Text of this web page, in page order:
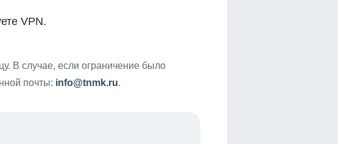
VPN.
В случае, если ограничение было
почты: info@tnmk.ru.